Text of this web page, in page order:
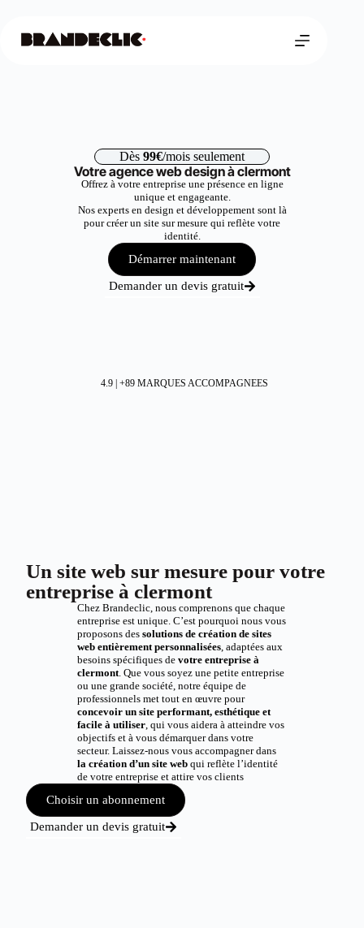
Dès 99€/mois seulement
Votre agence web design à clermont
Offrez à votre entreprise une présence en ligne
unique et engageante.
Nos experts en design et développement sont là
pour créer un site sur mesure qui reflète votre
identité.
Démarrer maintenant
Demander un devis gratuit
4.9 | +89 MARQUES ACCOMPAGNEES
Un site web sur mesure pour votre
entreprise à clermont
Chez Brandeclic, nous comprenons que chaque
entreprise est unique. C’est pourquoi nous vous
proposons des solutions de création de sites
web entièrement personnalisées, adaptées aux
besoins spécifiques de votre entreprise à
clermont. Que vous soyez une petite entreprise
ou une grande société, notre équipe de
professionnels met tout en œuvre pour
concevoir un site performant, esthétique et
facile à utiliser, qui vous aidera à atteindre vos
objectifs et à vous démarquer dans votre
secteur. Laissez-nous vous accompagner dans
la création d’un site webqui reflète l’identité
de votre entreprise et attire vos clients
Choisir un abonnement
Demander un devis gratuit